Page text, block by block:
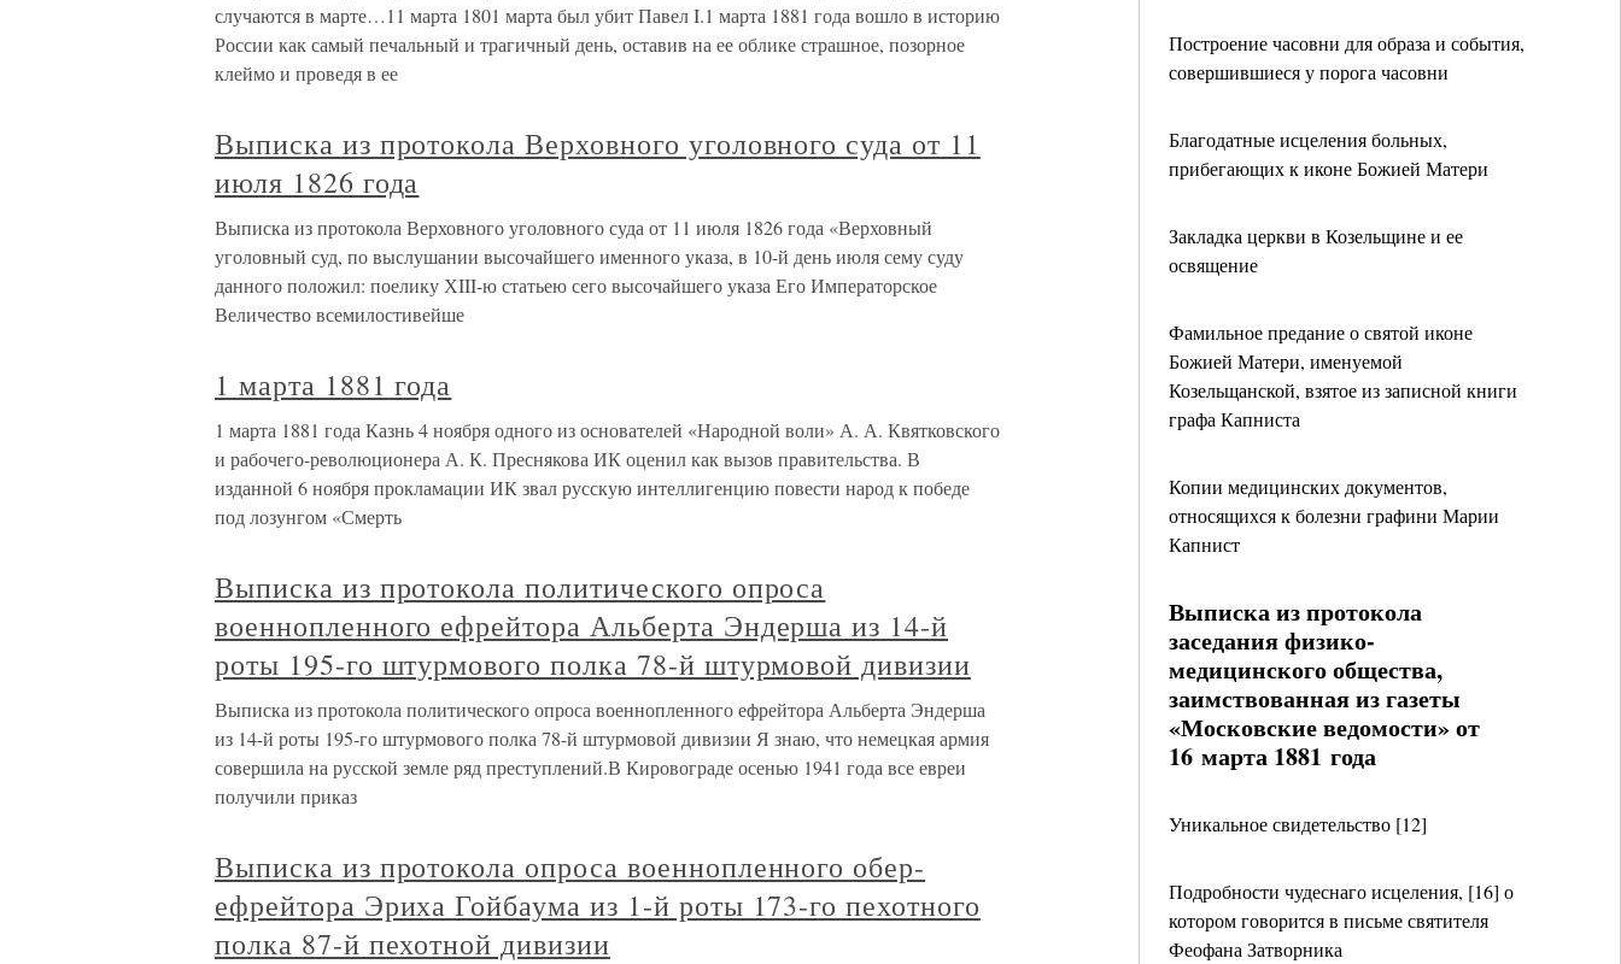
Построение часовни для образа и события,
совершившиеся у порога часовни
Благодатные исцеления больных,
прибегающих к иконе Божией Матери
Закладка церкви в Козельщине и ее
освящение
Фамильное предание о святой иконе
Божией Матери, именуемой
Козельщанской, взятое из записной книги
графа Капниста
Копии медицинских документов,
относящихся к болезни графини Марии
Капнист
Выписка из протокола
заседания физико-
медицинского общества,
заимствованная из газеты
«Московские ведомости» от
16 марта 1881 года
Уникальное свидетельство [12]
Подробности чудеснаго исцеления, [16] о
котором говорится в письме святителя
Феофана Затворника
случаются в марте…11 марта 1801 марта был убит Павел I.1 марта 1881 года вошло в историю
России как самый печальный и трагичный день, оставив на ее облике страшное, позорное
клеймо и проведя в ее
Выписка из протокола Верховного уголовного суда от 11
июля 1826 года
Выписка из протокола Верховного уголовного суда от 11 июля 1826 года «Верховный
уголовный суд, по выслушании высочайшего именного указа, в 10-й день июля сему суду
данного положил: поелику ХIII-ю статьею сего высочайшего указа Его Императорское
Величество всемилостивейше
1 марта 1881 года
1 марта 1881 года Казнь 4 ноября одного из основателей «Народной воли» А. А. Квятковского
и рабочего-революционера А. К. Преснякова ИК оценил как вызов правительства. В
изданной 6 ноября прокламации ИК звал русскую интеллигенцию повести народ к победе
под лозунгом «Смерть
Выписка из протокола политического опроса
военнопленного ефрейтора Альберта Эндерша из 14-й
роты 195-го штурмового полка 78-й штурмовой дивизии
Выписка из протокола политического опроса военнопленного ефрейтора Альберта Эндерша
из 14-й роты 195-го штурмового полка 78-й штурмовой дивизии Я знаю, что немецкая армия
совершила на русской земле ряд преступлений.В Кировограде осенью 1941 года все евреи
получили приказ
Выписка из протокола опроса военнопленного обер-
ефрейтора Эриха Гойбаума из 1-й роты 173-го пехотного
полка 87-й пехотной дивизии